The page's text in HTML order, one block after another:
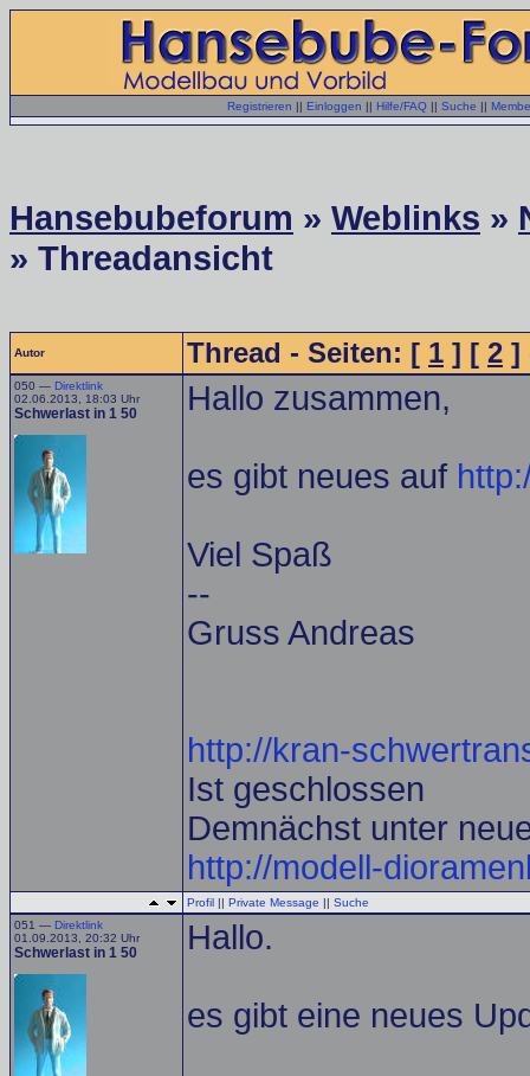
Registrieren || Einloggen || Hilfe/FAQ || Suche ||
Hansebubeforum » Weblinks »
» Threadansicht
Autor Thread - Seiten: [ 1 ] [ 2 ]
050 — Direktlink
02.06.2013, 18:03 Uhr
Schwerlast in 1 50 Hallo zusammen,
es gibt neues auf
Viel Spaß
--
Gruss Andreas
http://kran-
Ist geschlossen
Demnächst unter
http://modell-
Profil || Private Message || Suche
051 — Direktlink
01.09.2013, 20:32 Uhr
Schwerlast in 1 50 Hallo.
es gibt eine neues